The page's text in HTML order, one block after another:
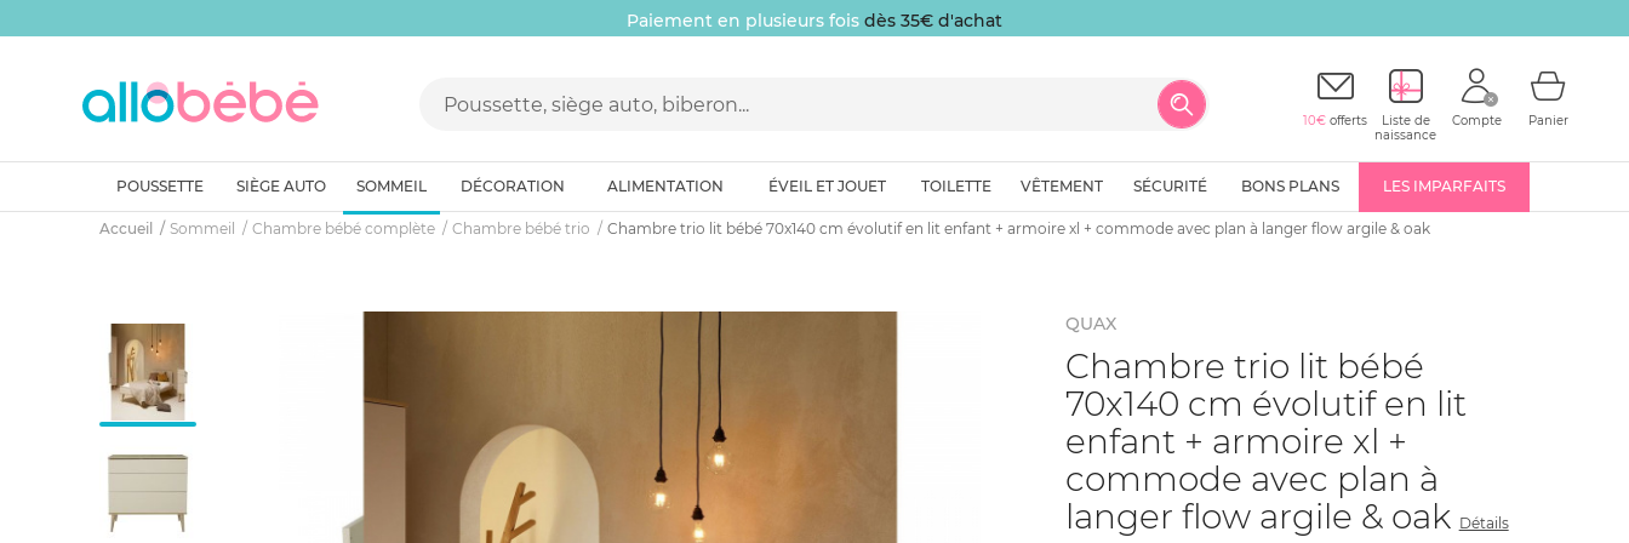
Paiement en plusieurs fois dès 35€ d'achat
10€ offerts
Liste de
naissance
Compte Panier
POUSSETTE SIÈGE AUTO SOMMEIL DÉCORATION ALIMENTATION ÉVEIL ET JOUET TOILETTE VÊTEMENT SÉCURITÉ BONS PLANS LES IMPARFAITS
Accueil Sommeil Chambre bébé complète Chambre bébé trio Chambre trio lit bébé 70x140 cm évolutif en lit enfant + armoire xl + commode avec plan à langer flow argile & oak
QUAX
Chambre trio lit bébé
70x140 cm évolutif en lit
enfant + armoire xl +
commode avec plan à
langer flow argile & oak Détails